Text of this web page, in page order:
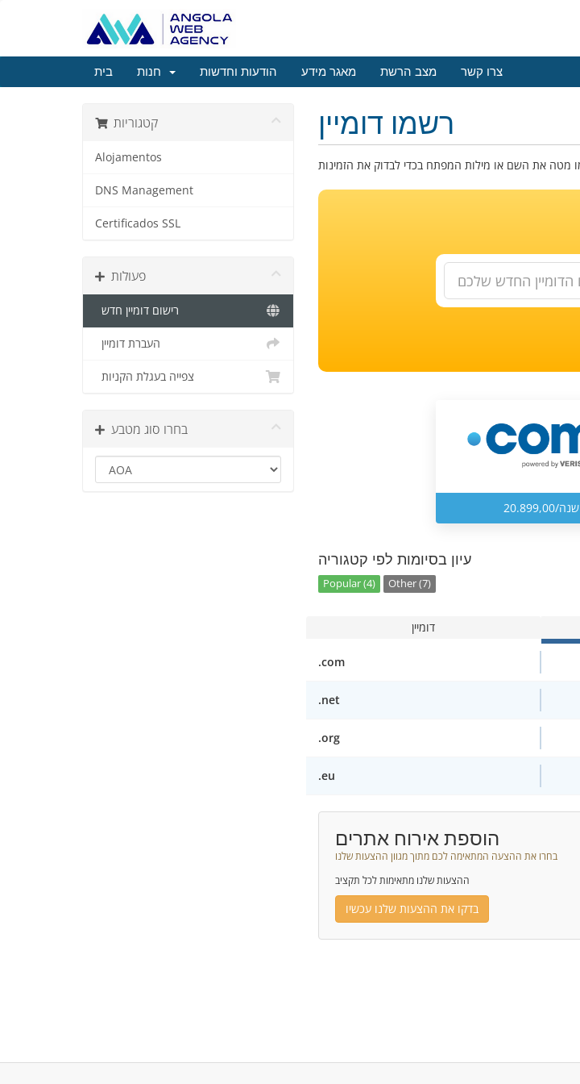
בית הודעות וחדשות מאגר מידע מצב הרשת צרו קשר
קטגוריות
Alojamentos
DNS Management
Certificados SSL
פעולות
רישום דומיין חדש
העברת דומיין
צפייה בעגלת הקניות
בחרו סוג מטבע
רשמו דומיין
20.899,00/שנה
עיון בסיומות לפי קטגוריה
Popular (4) Other (7)
דומיין
.com
.net
.org
.eu
הוספת אירוח אתרים
בחרו את ההצעה המתאימה לכם מתוך מגוון ההצעות שלנו
ההצעות שלנו מתאימות לכל תקציב
בדקו את ההצעות שלנו עכשיו